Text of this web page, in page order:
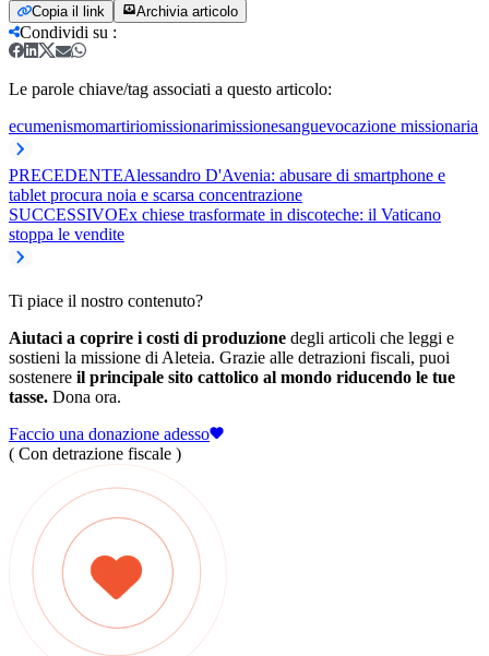
Copia il link Archivia articolo
Condividi su :
Le parole chiave/tag associati a questo articolo:
ecumenismomartiriomissionarimissionesanguevocazione missionaria
PRECEDENTEAlessandro D'Avenia: abusare di smartphone e
tablet procura noia e scarsa concentrazione
SUCCESSIVOEx chiese trasformate in discoteche: il Vaticano
stoppa le vendite
Ti piace il nostro contenuto?
Aiutaci a coprire i costi di produzione degli articoli che leggi e
sostieni la missione di Aleteia. Grazie alle detrazioni fiscali, puoi
sostenere il principale sito cattolico al mondo riducendo le tue
tasse. Dona ora.
Faccio una donazione adesso
( Con detrazione fiscale )